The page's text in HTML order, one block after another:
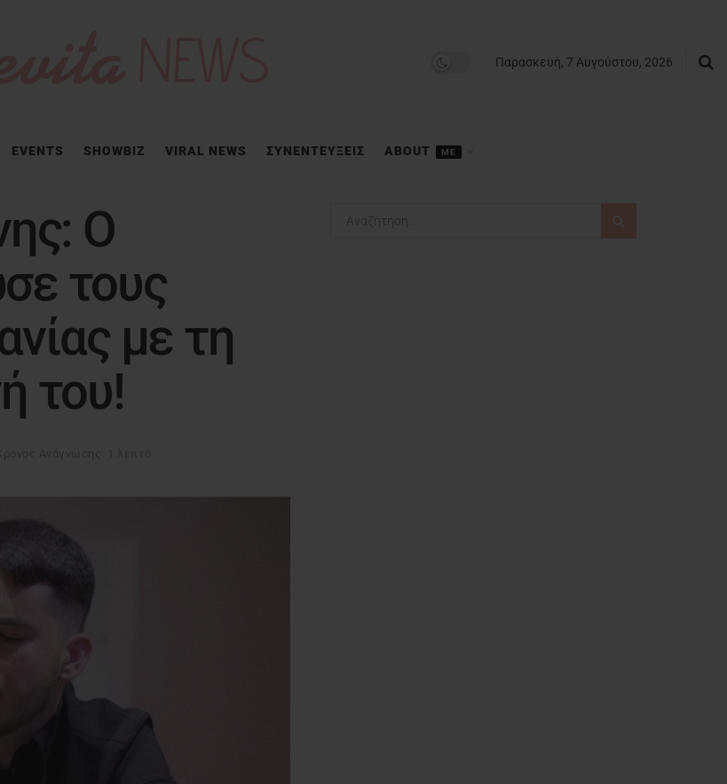
Παρασκευή, 7 Αυγούστου, 2026
EVENTS SHOWBIZ VIRAL NEWS ΣΥΝΕΝΤΕΥΞΕΙΣ ABOUT ME
Ο
τους
με τη
του!